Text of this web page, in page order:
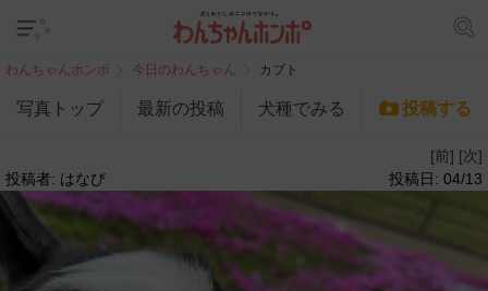
わんちゃんホンポ 今日のわんちゃん カブト
写真トップ 最新の投稿 犬種でみる 投稿する
[前] [次]
投稿者: はなび
投稿日: 04/13